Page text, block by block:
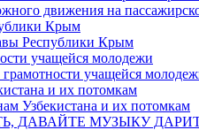
движения на
Республики Крым
учащейся
Узбекистана и их потомкам